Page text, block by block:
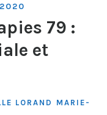
79 :
et
LORAND
MARIE-